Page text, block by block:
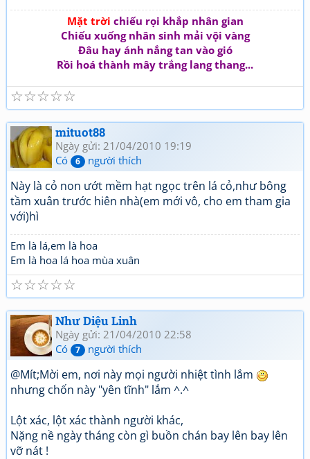
Mặt trời chiếu rọi khắp nhân gian
Chiếu xuống nhân sinh mải vội vàng
Đâu hay ánh nắng tan vào gió
Rồi hoá thành mây trắng lang thang...
☆
☆
☆
☆
☆
mituot88
Ngày gửi: 21/04/2010 19:19
Có
6 người thích
Này là cỏ non ướt mềm hạt ngọc trên lá cỏ,như bông
tầm xuân trước hiên nhà(em mới vô, cho em tham gia
với)hì
Em là lá,em là hoa
Em là hoa lá hoa mùa xuân
☆
☆
☆
☆
☆
Như Diệu Linh
Ngày gửi: 21/04/2010 22:58
Có
7 người thích
@Mít;Mời em, nơi này mọi người nhiệt tình lắm
nhưng chốn này "yên tĩnh" lắm ^.^
Lột xác, lột xác thành người khác,
Nặng nề ngày tháng còn gì buồn chán bay lên bay lên
vỡ nát !